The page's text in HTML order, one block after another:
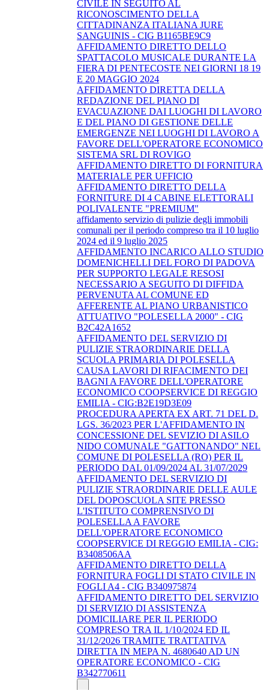
CIVILE IN SEGUITO AL
RICONOSCIMENTO DELLA
CITTADINANZA ITALIANA JURE
SANGUINIS - CIG B1165BE9C9
AFFIDAMENTO DIRETTO DELLO
SPATTACOLO MUSICALE DURANTE LA
FIERA DI PENTECOSTE NEI GIORNI 18 19
E 20 MAGGIO 2024
AFFIDAMENTO DIRETTA DELLA
REDAZIONE DEL PIANO DI
EVACUAZIONE DAI LUOGHI DI LAVORO
E DEL PIANO DI GESTIONE DELLE
EMERGENZE NEI LUOGHI DI LAVORO A
FAVORE DELL'OPERATORE ECONOMICO
SISTEMA SRL DI ROVIGO
AFFIDAMENTO DIRETTO DI FORNITURA
MATERIALE PER UFFICIO
AFFIDAMENTO DIRETTO DELLA
FORNITURE DI 4 CABINE ELETTORALI
POLIVALENTE "PREMIUM"
affidamento servizio di pulizie degli immobili
comunali per il periodo compreso tra il 10 luglio
2024 ed il 9 luglio 2025
AFFIDAMENTO INCARICO ALLO STUDIO
DOMENICHELLI DEL FORO DI PADOVA
PER SUPPORTO LEGALE RESOSI
NECESSARIO A SEGUITO DI DIFFIDA
PERVENUTA AL COMUNE ED
AFFERENTE AL PIANO URBANISTICO
ATTUATIVO "POLESELLA 2000" - CIG
B2C42A1652
AFFIDAMENTO DEL SERVIZIO DI
PULIZIE STRAORDINARIE DELLA
SCUOLA PRIMARIA DI POLESELLA
CAUSA LAVORI DI RIFACIMENTO DEI
BAGNI A FAVORE DELL'OPERATORE
ECONOMICO COOPSERVICE DI REGGIO
EMILIA - CIG:B2E19D3E09
PROCEDURA APERTA EX ART. 71 DEL D.
LGS. 36/2023 PER L'AFFIDAMENTO IN
CONCESSIONE DEL SEVIZIO DI ASILO
NIDO COMUNALE "GATTONANDO" NEL
COMUNE DI POLESELLA (RO) PER IL
PERIODO DAL 01/09/2024 AL 31/07/2029
AFFIDAMENTO DEL SERVIZIO DI
PULIZIE STRAORDINARIE DELLE AULE
DEL DOPOSCUOLA SITE PRESSO
L'ISTITUTO COMPRENSIVO DI
POLESELLA A FAVORE
DELL'OPERATORE ECONOMICO
COOPSERVICE DI REGGIO EMILIA - CIG:
B3408506AA
AFFIDAMENTO DIRETTO DELLA
FORNITURA FOGLI DI STATO CIVILE IN
FOGLI A4 - CIG B340975874
AFFIDAMENTO DIRETTO DEL SERVIZIO
DI SERVIZIO DI ASSISTENZA
DOMICILIARE PER IL PERIODO
COMPRESO TRA IL 1/10/2024 ED IL
31/12/2026 TRAMITE TRATTATIVA
DIRETTA IN MEPA N. 4680640 AD UN
OPERATORE ECONOMICO - CIG
B342770611